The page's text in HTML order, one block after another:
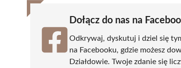
Dołącz do nas na
Odkrywaj, dyskutuj i dziel się
na Facebooku, gdzie możesz
Działdowie. Twoje zdanie się